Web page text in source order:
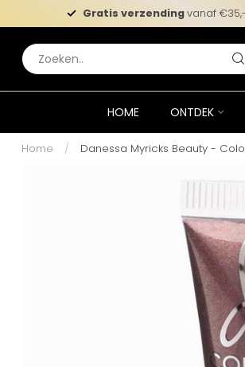
Gratis verzendingvanaf
HOME ONTDEK
Home / Danessa Myricks Beauty -